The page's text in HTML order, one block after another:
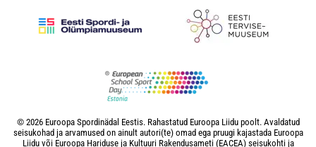
© 2026 Euroopa Spordinädal Eestis. Rahastatud Euroopa Liidu poolt. Avaldatud
seisukohad ja arvamused on ainult autori(te) omad ega pruugi kajastada Euroopa
Liidu või Euroopa Hariduse ja Kultuuri Rakendusameti (EACEA) seisukohti ja